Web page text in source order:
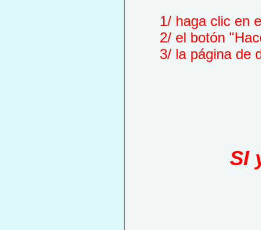
1/ haga clic en el
2/ el botón
3/ la página de
SI